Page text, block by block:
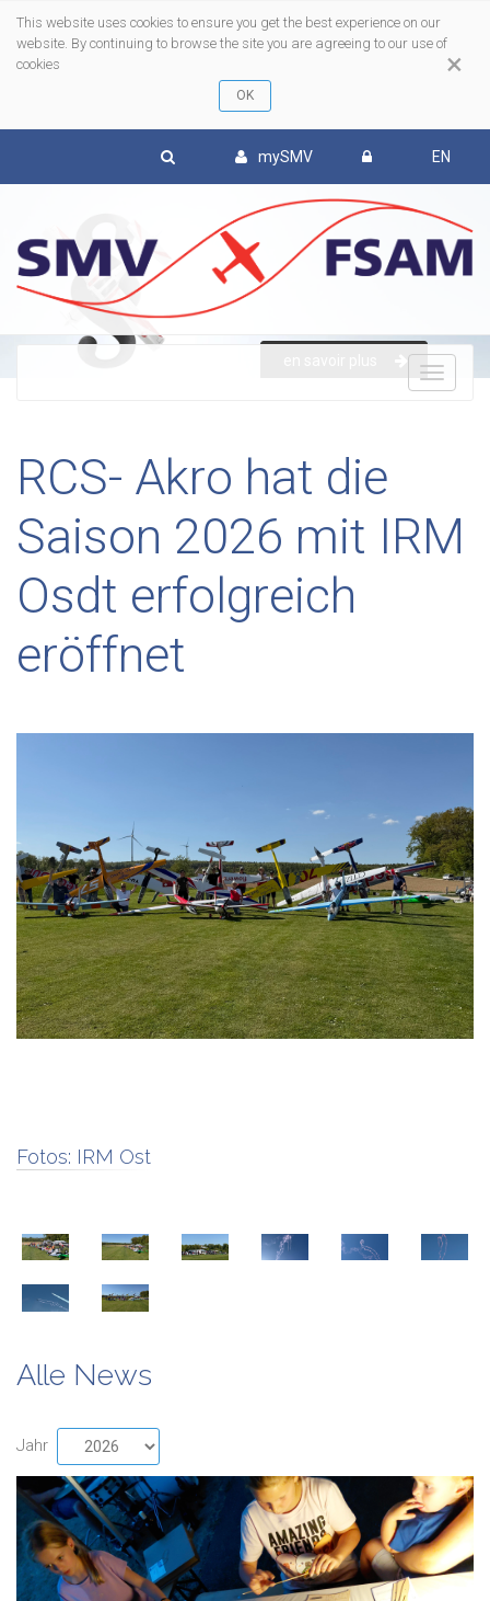
×
This website uses cookies to ensure you get the best experience on our
website. By continuing to browse the site you are agreeing to our use of
cookies
mySMV EN
RCS- Akro hat die
Saison 2026 mit IRM
Osdt erfolgreich
eröffnet
Fotos: IRM Ost
Alle News
Jahr